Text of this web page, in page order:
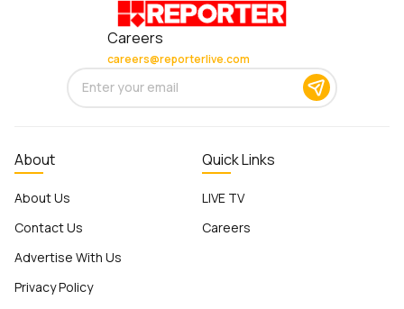
Careers
careers@reporterlive.com
About
About Us
Contact Us
Advertise With Us
Privacy Policy
Quick Links
LIVE TV
Careers